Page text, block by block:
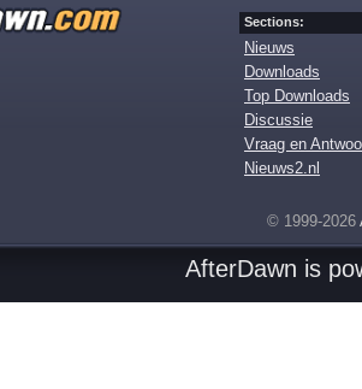
Sections:
Nieuws
Downloads
Top Downloads
Discussie
Vraag en
Nieuws2.nl
© 1999-2026
AfterDawn is